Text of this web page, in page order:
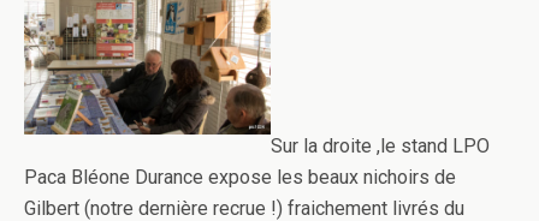
Sur la droite ,le stand LPO
Paca Bléone Durance expose les beaux nichoirs de
Gilbert (notre dernière recrue !) fraichement livrés du